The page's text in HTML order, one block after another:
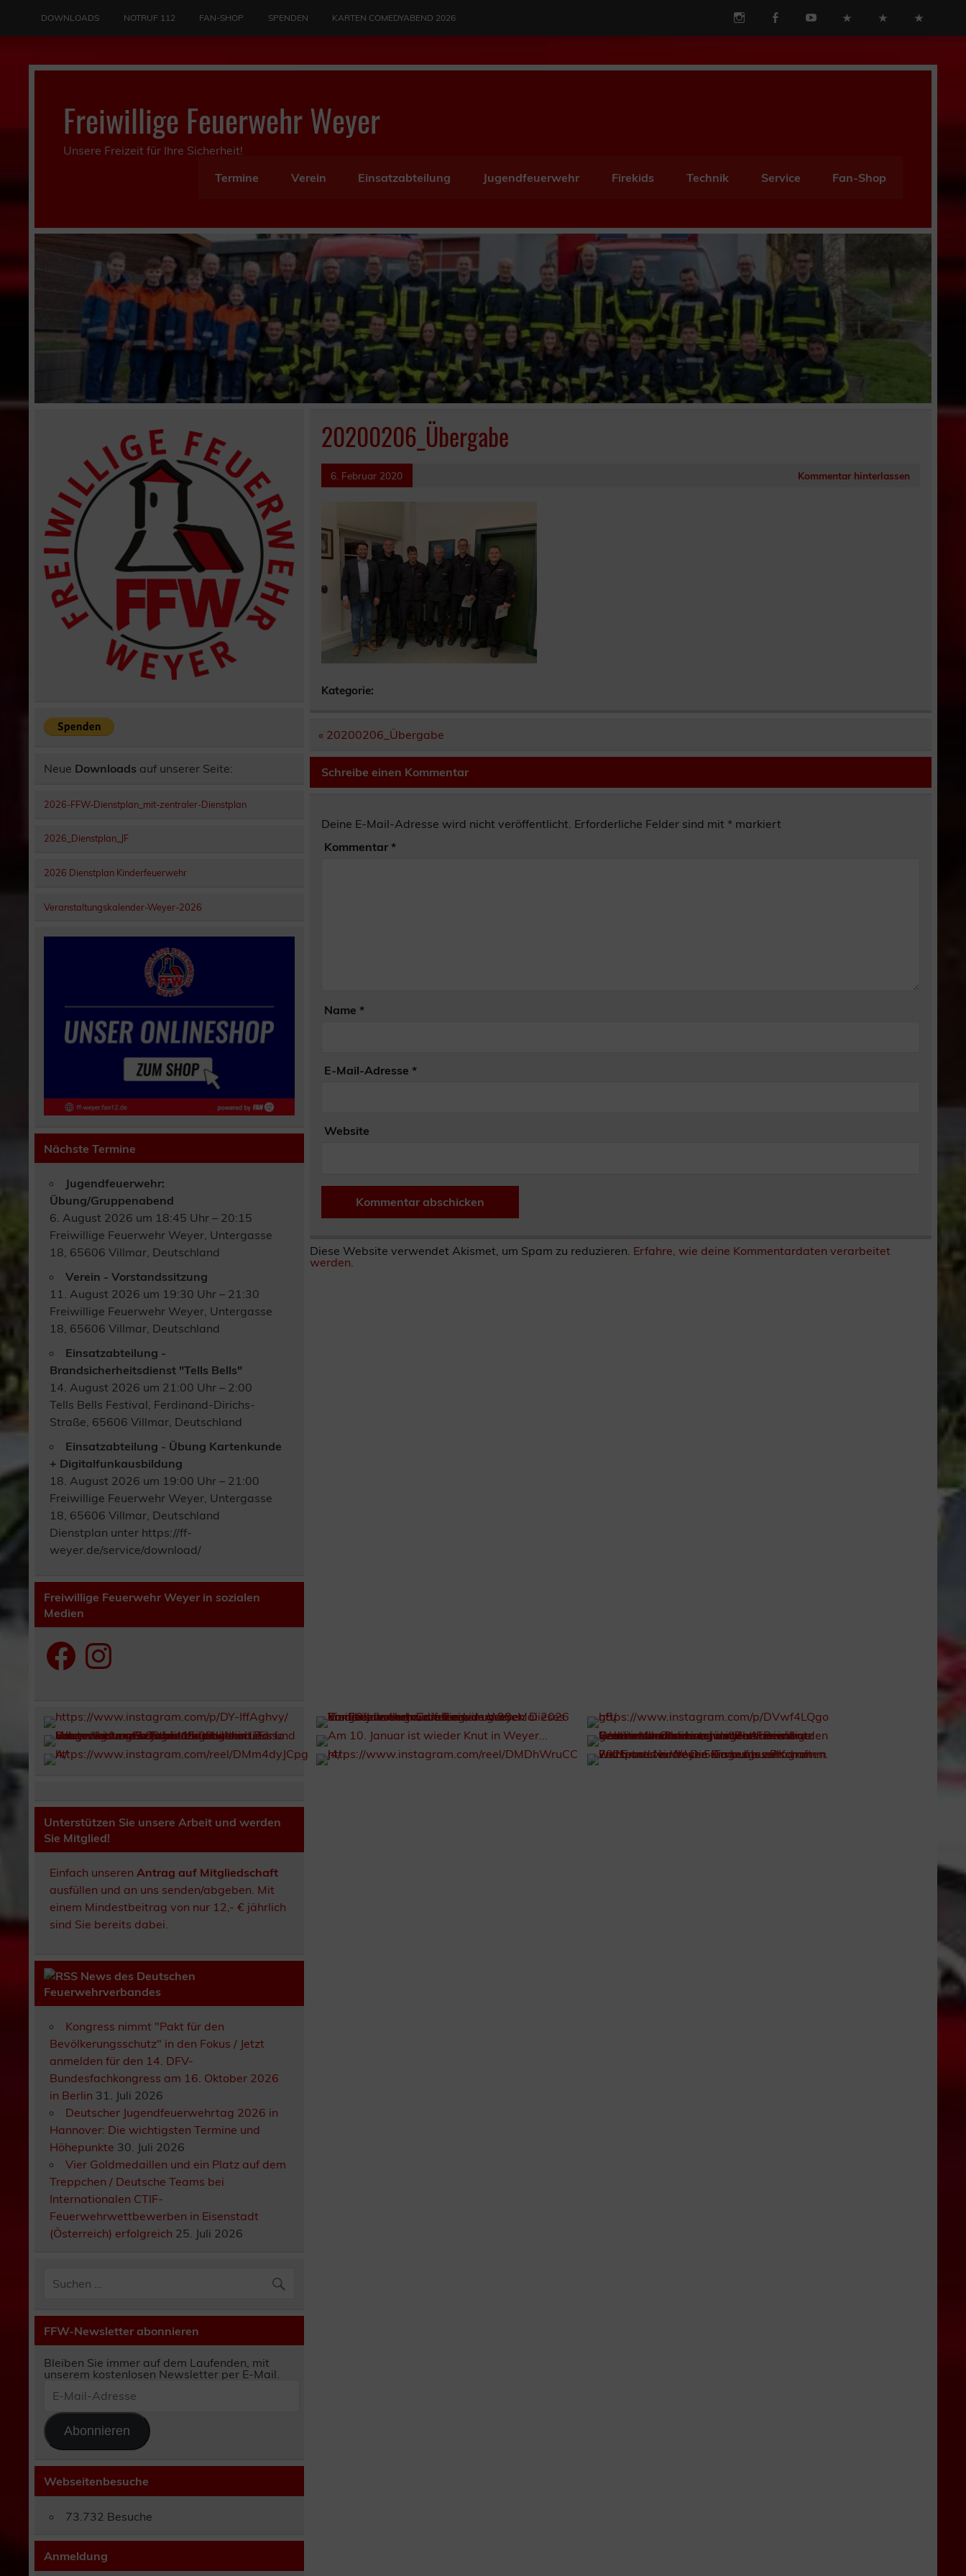
DOWNLOADS NOTRUF 112 FAN-SHOP SPENDEN KARTEN COMEDYABEND 2026
Freiwillige Feuerwehr Weyer
Unsere Freizeit für Ihre Sicherheit!
Termine
Verein Einsatzabteilung Jugendfeuerwehr Firekids Technik Service Fan-Shop
20200206_Übergabe
6. Februar 2020 Kommentar hinterlassen
Kategorie:
Beitragsnavigation
« 20200206_Übergabe
Schreibe einen Kommentar
Deine E-Mail-Adresse wird nicht veröffentlicht. Erforderliche Felder sind mit *markiert
Kommentar*
Name*
E-Mail-Adresse*
Website
Diese Website verwendet Akismet, um Spam zu reduzieren. Erfahre, wie deine Kommentardaten verarbeitet
werden.
Neue Downloads auf unserer Seite:
2026-FFW-Dienstplan_mit-zentraler-Dienstplan
2026_Dienstplan_JF
2026 Dienstplan Kinderfeuerwehr
Veranstaltungskalender-Weyer-2026
Nächste Termine
Jugendfeuerwehr:
Übung/Gruppenabend
6. August 2026 um 18:45 Uhr – 20:15
Freiwillige Feuerwehr Weyer, Untergasse
18, 65606 Villmar, Deutschland
Verein - Vorstandssitzung
11. August 2026 um 19:30 Uhr – 21:30
Freiwillige Feuerwehr Weyer, Untergasse
18, 65606 Villmar, Deutschland
Einsatzabteilung -
Brandsicherheitsdienst "Tells Bells"
14. August 2026 um 21:00 Uhr – 2:00
Tells Bells Festival, Ferdinand-Dirichs-
Straße, 65606 Villmar, Deutschland
Einsatzabteilung - Übung Kartenkunde
+ Digitalfunkausbildung
18. August 2026 um 19:00 Uhr – 21:00
Freiwillige Feuerwehr Weyer, Untergasse
18, 65606 Villmar, Deutschland
Dienstplan unter https://ff-
weyer.de/service/download/
Freiwillige Feuerwehr Weyer in sozialen
Medien
FacebookInstagram
Unterstützen Sie unsere Arbeit und werden
Sie Mitglied!
Einfach unserenAntrag auf Mitgliedschaft
ausfüllen und an uns senden/abgeben. Mit
einem Mindestbeitrag von nur 12,- € jährlich
sind Sie bereits dabei.
News des Deutschen
Feuerwehrverbandes
Kongress nimmt "Pakt für den
Bevölkerungsschutz" in den Fokus / Jetzt
anmelden für den 14. DFV-
Bundesfachkongress am 16. Oktober 2026
in Berlin 31. Juli 2026
Deutscher Jugendfeuerwehrtag 2026 in
Hannover: Die wichtigsten Termine und
Höhepunkte 30. Juli 2026
Vier Goldmedaillen und ein Platz auf dem
Treppchen / Deutsche Teams bei
Internationalen CTIF-
Feuerwehrwettbewerben in Eisenstadt
(Österreich) erfolgreich 25. Juli 2026
FFW-Newsletter abonnieren
Bleiben Sie immer auf dem Laufenden, mit
unserem kostenlosen Newsletter per E-Mail.
Mail-
Abonnieren
Webseitenbesuche
73.732 Besuche
Anmeldung